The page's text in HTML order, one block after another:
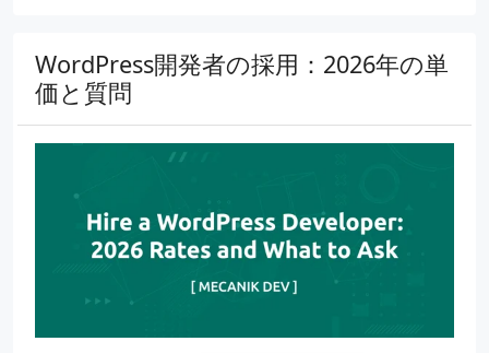
WordPress開発者の採用：2026年の単
価と質問